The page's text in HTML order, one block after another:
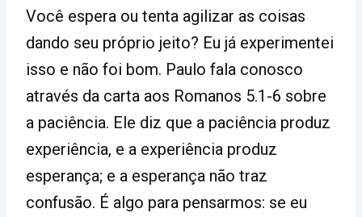
Você espera ou tenta agilizar as coisas
dando seu próprio jeito? Eu já experimentei
isso e não foi bom. Paulo fala conosco
através da carta aos Romanos 5.1-6 sobre
a paciência. Ele diz que a paciência produz
experiência, e a experiência produz
esperança; e a esperança não traz
confusão. É algo para pensarmos: se eu